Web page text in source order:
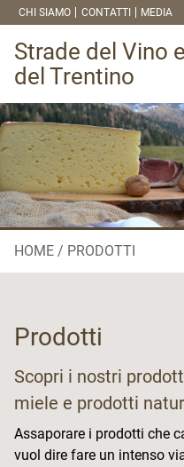
CHI SIAMO CONTATTI MEDIA
Strade del Vino
del Trentino
HOME PRODOTTI
Prodotti
Scopri i nostri
miele e prodotti
Assaporare i prodotti che
vuol dire fare un intenso